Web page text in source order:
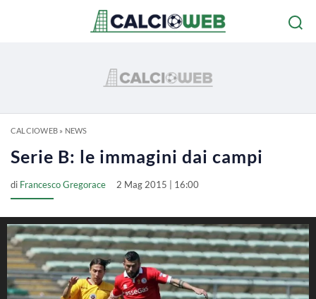
CALCIOWEB» NEWS
Serie B: le immagini dai campi
di Francesco Gregorace 2 Mag 2015 | 16:00